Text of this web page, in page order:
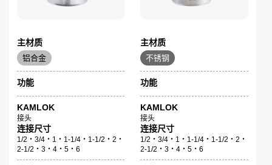
主材质
铝合金
功能
KAMLOK
接头
连接尺寸
1/2・3/4・1・1-1/4・1-1/2・2・
2-1/2・3・4・5・6
主材质
不锈钢
功能
KAMLOK
接头
连接尺寸
1/2・3/4・1・1-1/4・1-1/2・2・
2-1/2・3・4・5・6